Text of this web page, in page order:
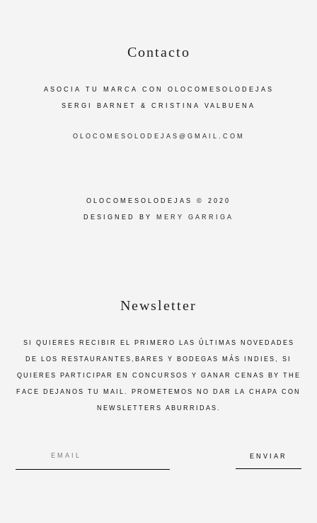
Contacto
ASOCIA TU MARCA CON OLOCOMESOLODEJAS
SERGI BARNET & CRISTINA VALBUENA
OLOCOMESOLODEJAS@GMAIL.COM
OLOCOMESOLODEJAS © 2020
DESIGNED BY MERY GARRIGA
Newsletter
SI QUIERES RECIBIR EL PRIMERO LAS ÚLTIMAS NOVEDADES
DE LOS RESTAURANTES,BARES Y BODEGAS MÁS INDIES, SI
QUIERES PARTICIPAR EN CONCURSOS Y GANAR CENAS BY THE
FACE DEJANOS TU MAIL. PROMETEMOS NO DAR LA CHAPA CON
NEWSLETTERS ABURRIDAS.